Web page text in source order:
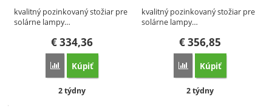
kvalitný pozinkovaný stožiar pre
solárne lampy…
€334,36
Porovnať
Kúpiť
Dostupnosť:
2 týdny
kvalitný pozinkovaný stožiar pre
solárne lampy…
€356,85
Porovnať
Kúpiť
Dostupnosť:
2 týdny